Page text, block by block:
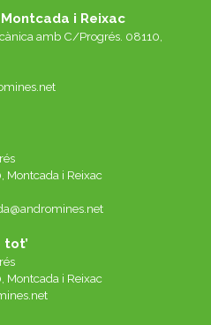
i Reixac
amb C/Progrés. 08110,
Montcada i Reixac
tot’
Montcada i Reixac